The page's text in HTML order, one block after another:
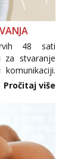
48 sati
za stvaranje
ili intimnih
to
Pročitaj više